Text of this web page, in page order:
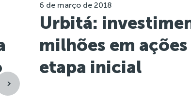
6 de março de 2018
Urbitá:
milhões em
etapa inicial